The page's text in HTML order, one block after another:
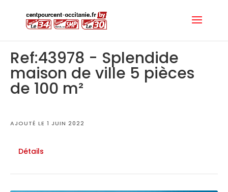
Ref:43978 - Splendide
maison de ville 5 pièces
de 100 m²
AJOUTÉ LE 1 JUIN 2022
Détails